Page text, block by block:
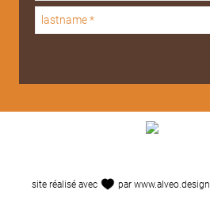
site réalisé avec par www.alveo.design